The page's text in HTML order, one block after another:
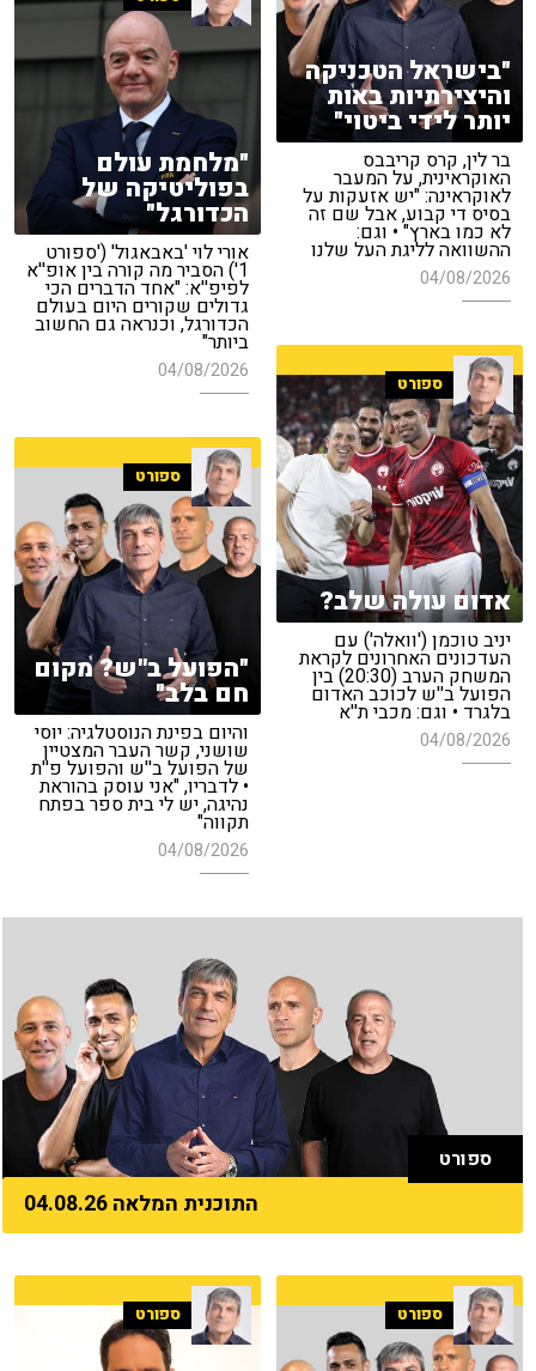
"בישראל הטכניקה
והיצירתיות באות
יותר לידי ביטוי"
בר לין, קרס קריבבס
האוקראינית, על המעבר
לאוקראינה: "יש אזעקות על
בסיס די קבוע, אבל שם זה
לא כמו בארץ" • וגם:
ההשוואה לליגת העל שלנו
04/08/2026
"מלחמת עולם
בפוליטיקה של
הכדורגל"
אורי לוי 'באבאגול' ('ספורט
1') הסביר מה קורה בין אופ''א
לפיפ''א: "אחד הדברים הכי
גדולים שקורים היום בעולם
הכדורגל, וכנראה גם החשוב
ביותר"
04/08/2026
ספורט
אדום עולה שלב?
יניב טוכמן ('וואלה') עם
העדכונים האחרונים לקראת
המשחק הערב (20:30) בין
הפועל ב''ש לכוכב האדום
בלגרד • וגם: מכבי ת''א
04/08/2026
ספורט
"הפועל ב''ש? מקום
חם בלב"
והיום בפינת הנוסטלגיה: יוסי
שושני, קשר העבר המצטיין
של הפועל ב''ש והפועל פ''ת
• לדבריו, "אני עוסק בהוראת
נהיגה, יש לי בית ספר בפתח
תקווה"
04/08/2026
ספורט
התוכנית המלאה 04.08.26
ספורט ספורט